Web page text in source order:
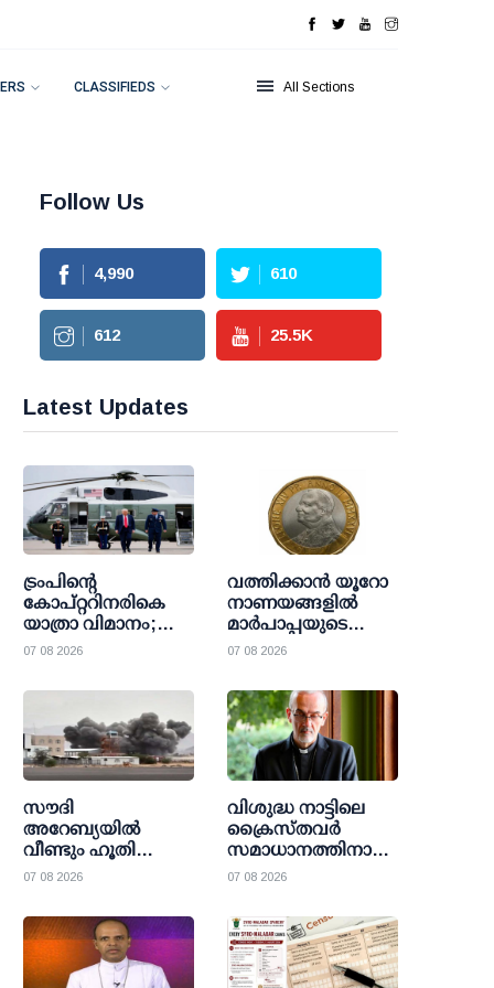
CLASSIFIEDS All Sections
Follow Us
4,990 610
612 25.5K
Latest Updates
ട്രംപിന്റെ
കോപ്റ്ററിനരികെ
യാത്രാ വിമാനം;
സുരക്ഷാ
ലംഘനത്തില്‍
ഫെഡറല്‍
ഏവിയേഷന്‍
07 08 2026
വത്തിക്കാൻ യൂറോ
നാണയങ്ങളിൽ
മാർപാപ്പയുടെ
മുഖചിത്രം വീണ്ടും;
ലിയോ
പതിനാലാമൻ പാപ്പ
07 08 2026
സൗദി
അറേബ്യയില്‍
വീണ്ടും ഹൂതി
ആക്രമണം;
പതിനൊന്ന് പേര്‍ക്ക്
പരിക്ക്
07 08 2026
വിശുദ്ധ നാട്ടിലെ
ക്രൈസ്തവർ
സമാധാനത്തിനായി
കേഴുന്നു:
ദയനീയ അവസ്ഥ
തുറന്നുകാട്ടി
ജെറുസലേം
പാത്രിയാർക്കീസ്
07 08 2026